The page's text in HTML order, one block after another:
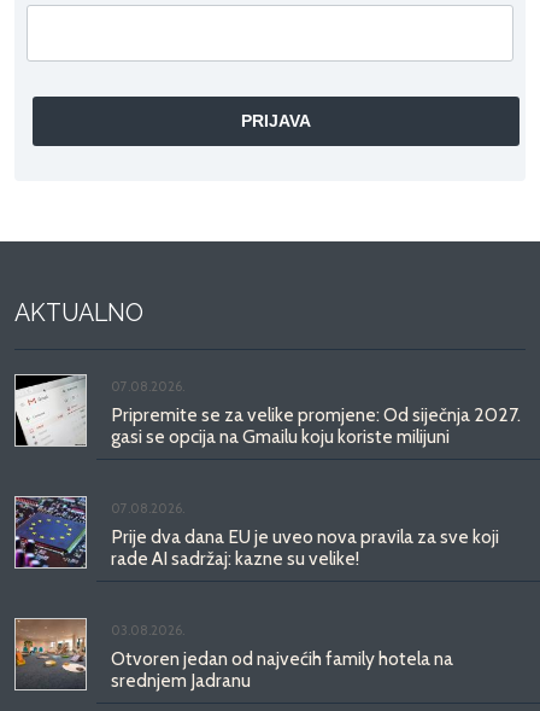
AKTUALNO
07.08.2026.
Pripremite se za velike promjene: Od siječnja 2027.
gasi se opcija na Gmailu koju koriste milijuni
07.08.2026.
Prije dva dana EU je uveo nova pravila za sve koji
rade AI sadržaj: kazne su velike!
03.08.2026.
Otvoren jedan od najvećih family hotela na
srednjem Jadranu